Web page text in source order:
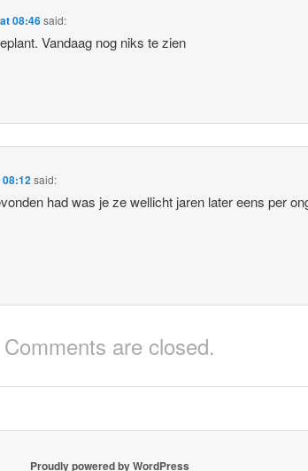
08:46said:
Vandaag nog niks te zien
08:12said:
had was je ze wellicht jaren later eens per
Comments are closed.
Proudly powered by WordPress